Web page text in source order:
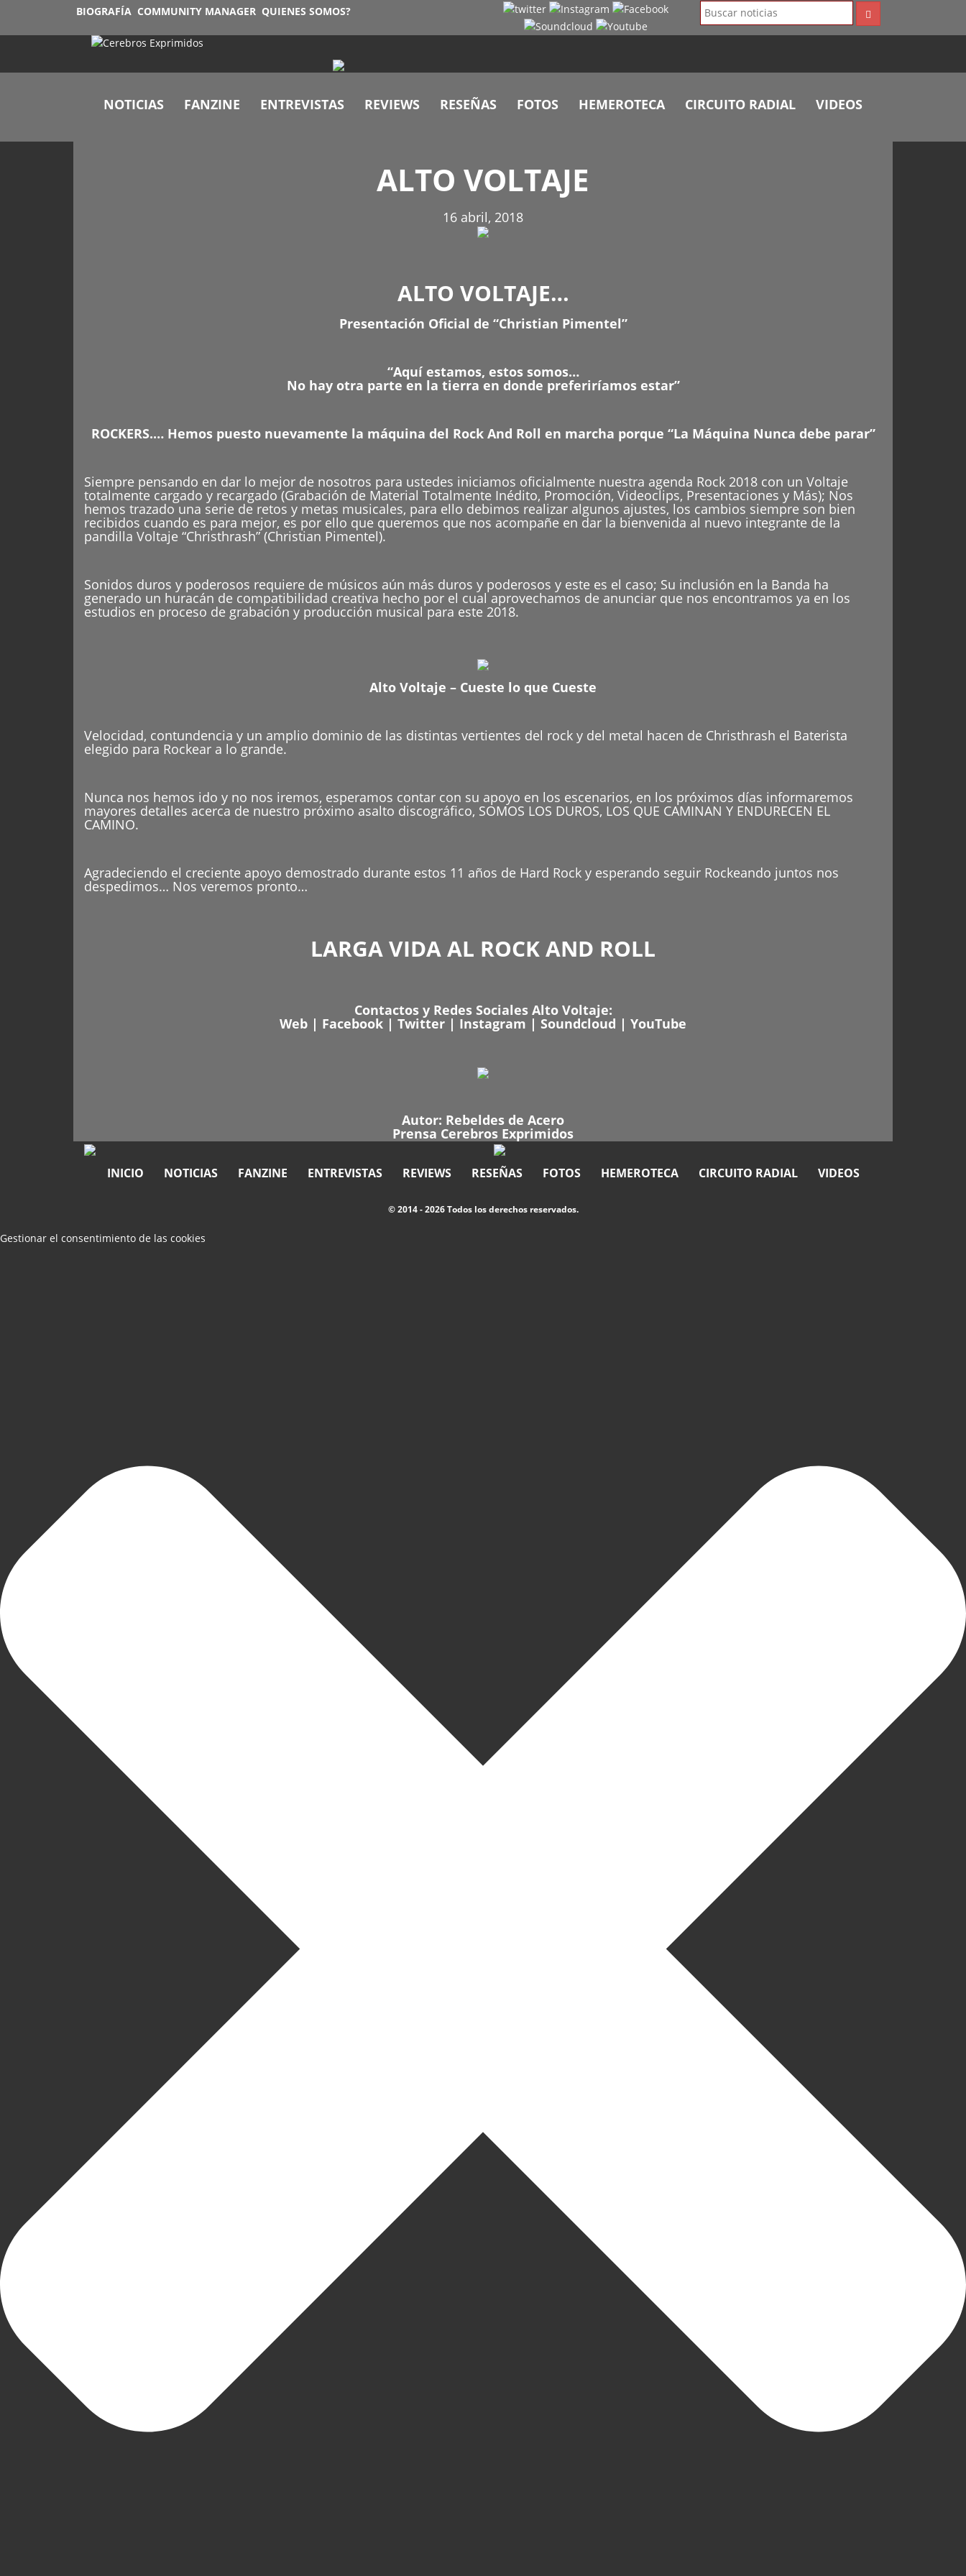
BIOGRAFÍA COMMUNITY MANAGER QUIENES SOMOS?
NOTICIAS FANZINE ENTREVISTAS REVIEWS RESEÑAS FOTOS HEMEROTECA CIRCUITO RADIAL VIDEOS
ALTO VOLTAJE
16 abril, 2018
ALTO VOLTAJE…
Presentación Oficial de “Christian Pimentel”
“Aquí estamos, estos somos…
No hay otra parte en la tierra en donde preferiríamos estar”
ROCKERS.… Hemos puesto nuevamente la máquina del Rock And Roll en marcha porque “La Máquina Nunca debe parar”
Siempre pensando en dar lo mejor de nosotros para ustedes iniciamos oficialmente nuestra agenda Rock 2018 con un Voltaje
totalmente cargado y recargado (Grabación de Material Totalmente Inédito, Promoción, Videoclips, Presentaciones y Más); Nos
hemos trazado una serie de retos y metas musicales, para ello debimos realizar algunos ajustes, los cambios siempre son bien
recibidos cuando es para mejor, es por ello que queremos que nos acompañe en dar la bienvenida al nuevo integrante de la
pandilla Voltaje “Christhrash” (Christian Pimentel).
Sonidos duros y poderosos requiere de músicos aún más duros y poderosos y este es el caso; Su inclusión en la Banda ha
generado un huracán de compatibilidad creativa hecho por el cual aprovechamos de anunciar que nos encontramos ya en los
estudios en proceso de grabación y producción musical para este 2018.
Alto Voltaje – Cueste lo que Cueste
Velocidad, contundencia y un amplio dominio de las distintas vertientes del rock y del metal hacen de Christhrash el Baterista
elegido para Rockear a lo grande.
Nunca nos hemos ido y no nos iremos, esperamos contar con su apoyo en los escenarios, en los próximos días informaremos
mayores detalles acerca de nuestro próximo asalto discográfico, SOMOS LOS DUROS, LOS QUE CAMINAN Y ENDURECEN EL
CAMINO.
Agradeciendo el creciente apoyo demostrado durante estos 11 años de Hard Rock y esperando seguir Rockeando juntos nos
despedimos… Nos veremos pronto…
LARGA VIDA AL ROCK AND ROLL
Contactos y Redes Sociales Alto Voltaje:
Web | Facebook | Twitter | Instagram | Soundcloud | YouTube
Autor: Rebeldes de Acero
Prensa Cerebros Exprimidos
INICIO NOTICIAS FANZINE ENTREVISTAS REVIEWS RESEÑAS FOTOS HEMEROTECA CIRCUITO RADIAL VIDEOS
© 2014 - 2026 Todos los derechos reservados.
Gestionar el consentimiento de las cookies